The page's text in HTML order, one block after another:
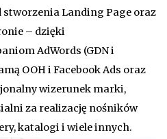
stworzenia Landing Page oraz
– dzięki
AdWords (GDN i
OOH i Facebook Ads oraz
wizerunek marki,
za realizację nośników
katalogi i wiele innych.